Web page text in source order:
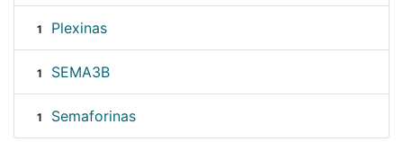
1 Plexinas
1 SEMA3B
1 Semaforinas